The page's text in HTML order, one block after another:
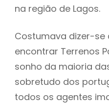
na região de Lagos.
Costumava dizer-se
encontrar Terrenos
sonho da maioria
sobretudo dos
todos os agentes